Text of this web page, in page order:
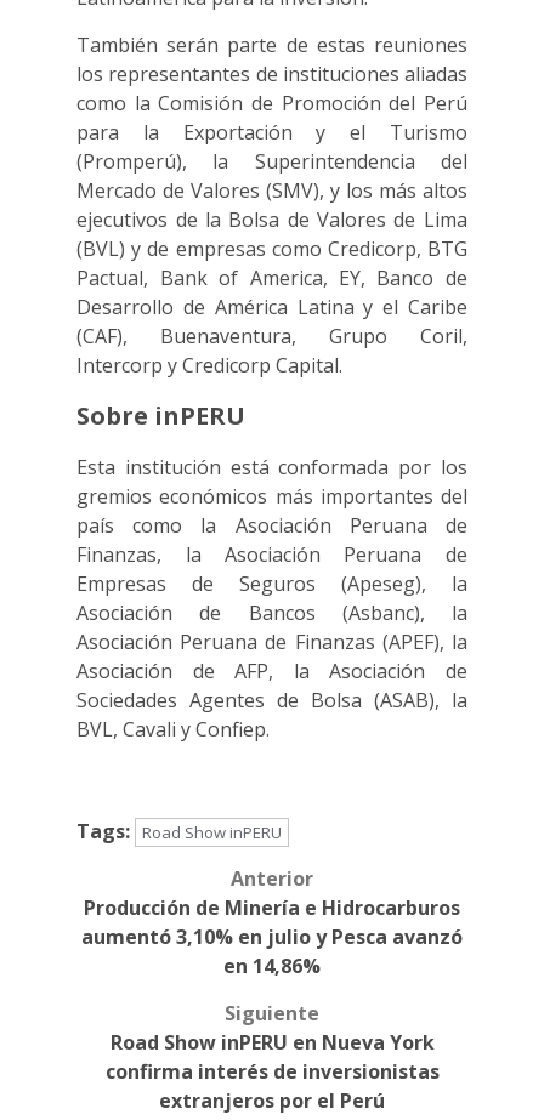
También serán parte de estas reuniones
los representantes de instituciones aliadas
como la Comisión de Promoción del Perú
para la Exportación y el Turismo
(Promperú), la Superintendencia del
Mercado de Valores (SMV), y los más altos
ejecutivos de la Bolsa de Valores de Lima
(BVL) y de empresas como Credicorp, BTG
Pactual, Bank of America, EY, Banco de
Desarrollo de América Latina y el Caribe
(CAF), Buenaventura, Grupo Coril,
Intercorp y Credicorp Capital.
Sobre inPERU
Esta institución está conformada por los
gremios económicos más importantes del
país como la Asociación Peruana de
Finanzas, la Asociación Peruana de
Empresas de Seguros (Apeseg), la
Asociación de Bancos (Asbanc), la
Asociación Peruana de Finanzas (APEF), la
Asociación de AFP, la Asociación de
Sociedades Agentes de Bolsa (ASAB), la
BVL, Cavali y Confiep.
Tags: Road Show inPERU
navigation
Anterior
Producción de Minería e Hidrocarburos
aumentó 3,10% en julio y Pesca avanzó
en 14,86%
Siguiente
Road Show inPERU en Nueva York
confirma interés de inversionistas
extranjeros por el Perú